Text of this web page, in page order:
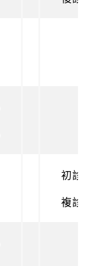
初診(
複診(